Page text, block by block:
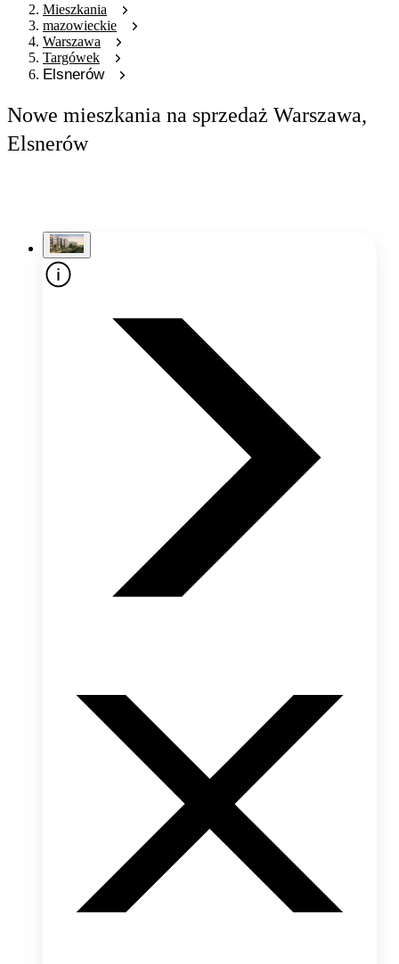
Mieszkania
mazowieckie
Warszawa
Targówek
Elsnerów
Nowe mieszkania na sprzedaż Warszawa,
Elsnerów